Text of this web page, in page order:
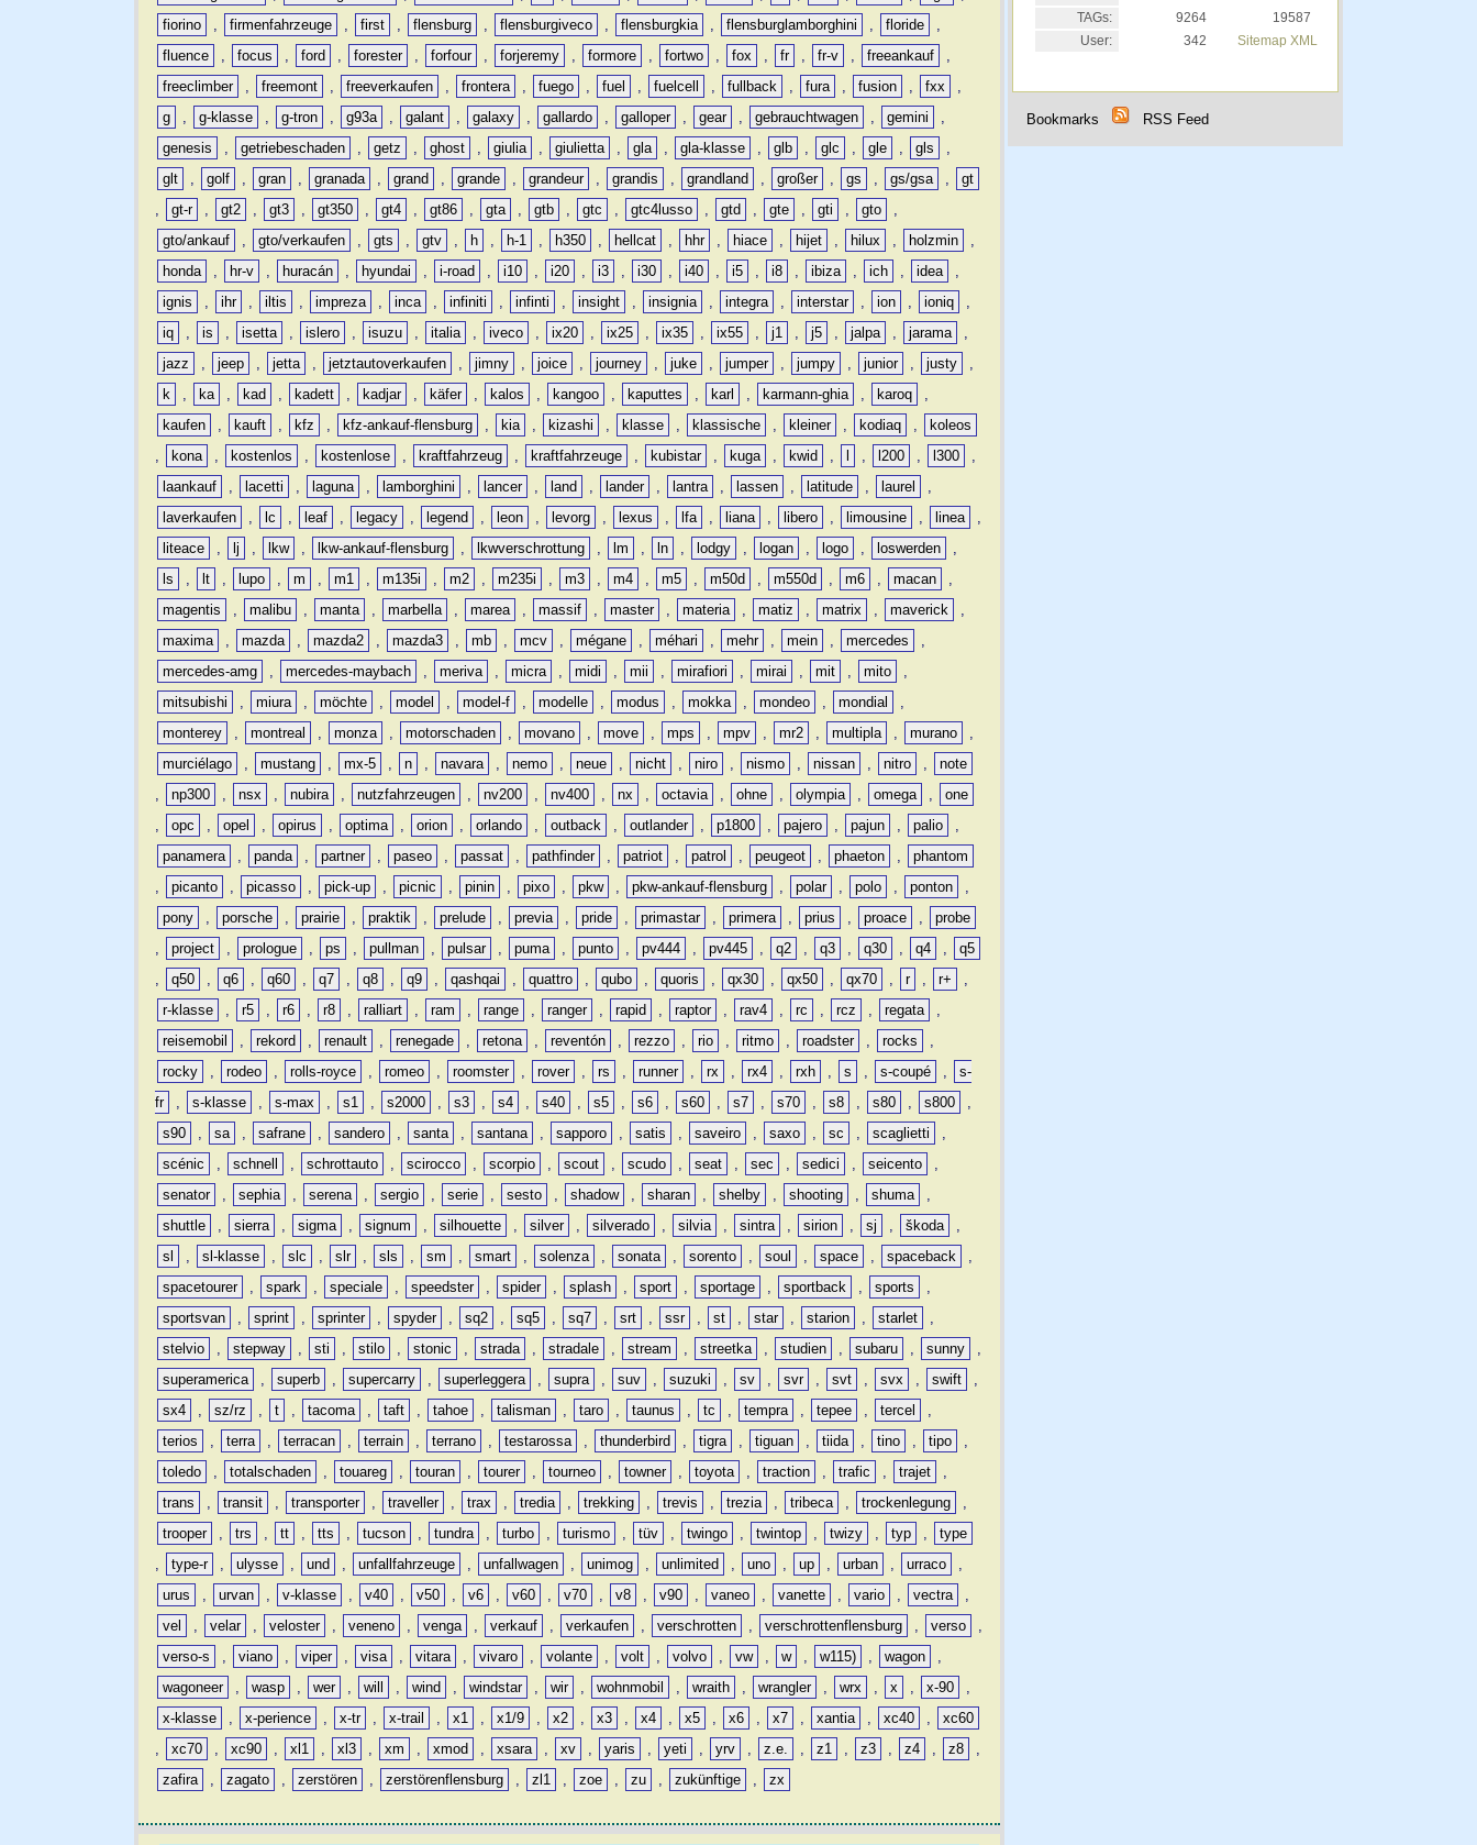
fiorino
, firmenfahrzeuge , first , flensburg , flensburgiveco , flensburgkia , flensburglamborghini , floride
,
fluence
, focus , ford , forester , forfour , forjeremy , formore , fortwo , fox , fr , fr-v , freeankauf
,
freeclimber
, freemont , freeverkaufen , frontera , fuego , fuel , fuelcell , fullback , fura , fusion , fxx
,
g
, g-klasse , g-tron , g93a , galant , galaxy , gallardo , galloper , gear , gebrauchtwagen , gemini
,
genesis
, getriebeschaden , getz , ghost , giulia , giulietta , gla , gla-klasse , glb , glc , gle , gls
,
glt
, golf , gran , granada , grand , grande , grandeur , grandis , grandland , großer , gs , gs/gsa ,
gt
,
gt-r , gt2 , gt3 , gt350 , gt4 , gt86 , gta , gtb , gtc , gtc4lusso , gtd , gte , gti , gto
,
gto/ankauf
, gto/verkaufen , gts , gtv , h , h-1 , h350 , hellcat , hhr , hiace , hijet , hilux , holzmin
,
honda
, hr-v , huracán , hyundai , i-road , i10 , i20 , i3 , i30 , i40 , i5 , i8 , ibiza , ich , idea
,
ignis
, ihr , iltis , impreza , inca , infiniti , infinti , insight , insignia , integra , interstar , ion , ioniq
,
iq
, is , isetta , islero , isuzu , italia , iveco , ix20 , ix25 , ix35 , ix55 , j1 , j5 , jalpa , jarama
,
jazz
, jeep , jetta , jetztautoverkaufen , jimny , joice , journey , juke , jumper , jumpy , junior , justy
,
k
, ka , kad , kadett , kadjar , käfer , kalos , kangoo , kaputtes , karl , karmann-ghia , karoq
,
kaufen
, kauft , kfz , kfz-ankauf-flensburg , kia , kizashi , klasse , klassische , kleiner , kodiaq ,
koleos
,
kona , kostenlos , kostenlose , kraftfahrzeug , kraftfahrzeuge , kubistar , kuga , kwid , , l200 , l300
,
laankauf
, lacetti , laguna , lamborghini , lancer , land , lander , lantra , lassen , latitude , laurel
,
laverkaufen
, lc , leaf , legacy , legend , leon , levorg , lexus , lfa , liana , libero , limousine , linea
,
liteace
, lj , lkw , lkw-ankauf-flensburg , lkwverschrottung , lm , ln , lodgy , logan , logo , loswerden
,
ls
, lt , lupo , m , m1 , m135i , m2 , m235i , m3 , m4 , m5 , m50d , m550d , m6 , macan
,
magentis
, malibu , manta , marbella , marea , massif , master , materia , matiz , matrix , maverick
,
maxima
, mazda , mazda2 , mazda3 , mb , mcv , mégane , méhari , mehr , mein , mercedes
,
mercedes-amg
, mercedes-maybach , meriva , micra , midi , mii , mirafiori , mirai , mit , mito
,
mitsubishi
, miura , möchte , model , model-f , modelle , modus , mokka , mondeo , mondial
,
monterey
, montreal , monza , motorschaden , movano , move , mps , mpv , mr2 , multipla , murano
,
murciélago
, mustang , mx-5 , n , navara , nemo , neue , nicht , niro , nismo , nissan , nitro ,
note
,
np300 , nsx , nubira , nutzfahrzeugen , nv200 , nv400 , nx , octavia , ohne , olympia , omega ,
one
,
opc , opel , opirus , optima , orion , orlando , outback , outlander , p1800 , pajero , pajun , palio
,
panamera
, panda , partner , paseo , passat , pathfinder , patriot , patrol , peugeot , phaeton ,
phantom
,
picanto , picasso , pick-up , picnic , pinin , pixo , pkw , pkw-ankauf-flensburg , polar , polo , ponton
,
pony
, porsche , prairie , praktik , prelude , previa , pride , primastar , primera , prius , proace ,
probe
,
project , prologue , ps , pullman , pulsar , puma , punto , pv444 , pv445 , q2 , q3 , q30 , q4 ,
q5
,
q50 , q6 , q60 , q7 , q8 , q9 , qashqai , quattro , qubo , quoris , qx30 , qx50 , qx70 , r , r+
,
r-klasse
, r5 , r6 , r8 , ralliart , ram , range , ranger , rapid , raptor , rav4 , rc , rcz , regata
,
reisemobil
, rekord , renault , renegade , retona , reventón , rezzo , rio , ritmo , roadster , rocks
,
rocky
, rodeo , rolls-royce , romeo , roomster , rover , rs , runner , rx , rx4 , rxh , s , s-coupé ,
s-
fr
, s-klasse , s-max , s1 , s2000 , s3 , s4 , s40 , s5 , s6 , s60 , s7 , s70 , s8 , s80 , s800
,
s90
, sa , safrane , sandero , santa , santana , sapporo , satis , saveiro , saxo , sc , scaglietti
,
scénic
, schnell , schrottauto , scirocco , scorpio , scout , scudo , seat , sec , sedici , seicento
,
senator
, sephia , serena , sergio , serie , sesto , shadow , sharan , shelby , shooting , shuma
,
shuttle
, sierra , sigma , signum , silhouette , silver , silverado , silvia , sintra , sirion , sj , škoda
,
sl
, sl-klasse , slc , slr , sls , sm , smart , solenza , sonata , sorento , soul , space , spaceback
,
spacetourer
, spark , speciale , speedster , spider , splash , sport , sportage , sportback , sports
,
sportsvan
, sprint , sprinter , spyder , sq2 , sq5 , sq7 , srt , ssr , st , star , starion , starlet
,
stelvio
, stepway , sti , stilo , stonic , strada , stradale , stream , streetka , studien , subaru , sunny
,
superamerica
, superb , supercarry , superleggera , supra , suv , suzuki , sv , svr , svt , svx , swift
,
sx4
, sz/rz , t , tacoma , taft , tahoe , talisman , taro , taunus , tc , tempra , tepee , tercel
,
terios
, terra , terracan , terrain , terrano , testarossa , thunderbird , tigra , tiguan , tiida , tino , tipo
,
toledo
, totalschaden , touareg , touran , tourer , tourneo , towner , toyota , traction , trafic , trajet
,
trans
, transit , transporter , traveller , trax , tredia , trekking , trevis , trezia , tribeca , trockenlegung
,
trooper
, trs , tt , tts , tucson , tundra , turbo , turismo , tüv , twingo , twintop , twizy , typ ,
type
,
type-r , ulysse , und , unfallfahrzeuge , unfallwagen , unimog , unlimited , uno , up , urban , urraco
,
urus
, urvan , v-klasse , v40 , v50 , v6 , v60 , v70 , v8 , v90 , vaneo , vanette , vario , vectra
,
vel
, velar , veloster , veneno , venga , verkauf , verkaufen , verschrotten , verschrottenflensburg , verso
,
verso-s
, viano , viper , visa , vitara , vivaro , volante , volt , volvo , vw , w , w115) , wagon
,
wagoneer
, wasp , wer , will , wind , windstar , wir , wohnmobil , wraith , wrangler , wrx , x , x-90
,
x-klasse
, x-perience , x-tr , x-trail , x1 , x1/9 , x2 , x3 , x4 , x5 , x6 , x7 , xantia , xc40 ,
xc60
,
xc70 , xc90 , xl1 , xl3 , xm , xmod , xsara , xv , yaris , yeti , yrv , z.e. , z1 , z3 , z4 , z8
,
zafira
, zagato , zerstören , zerstörenflensburg , zl1 , zoe , zu , zukünftige , zx
TAGs:
9264
19587
User:
342 Sitemap XML
Bookmarks RSS Feed